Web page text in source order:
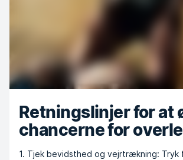
Retningslinjer for at
chancerne for
1. Tjek bevidsthed og vejrtrækning: Tryk